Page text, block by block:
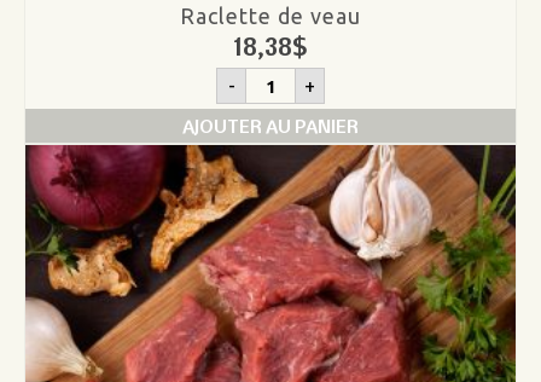
Raclette de veau
18,38$
- quantité
de
Raclette
de
+
AJOUTER AU PANIER